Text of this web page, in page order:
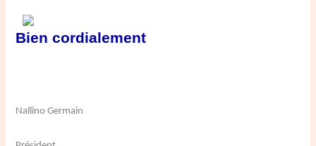
Bien cordialement
Nallino Germain